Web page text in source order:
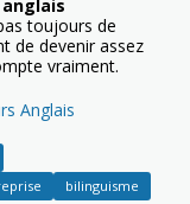
anglais
toujours de
de devenir assez
vraiment.
Anglais
bilinguisme